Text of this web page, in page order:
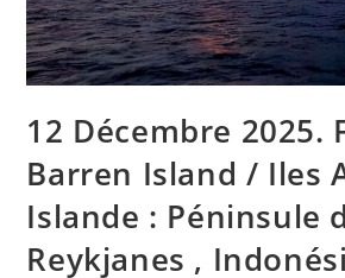
12 Décembre 2025.
Barren Island / Iles
Islande : Péninsule
Reykjanes ,